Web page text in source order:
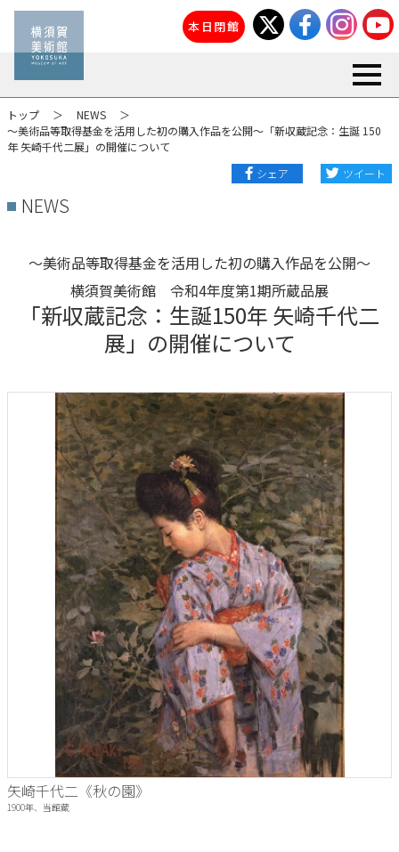
本日閉館
トップ
NEWS
～美術品等取得基金を活用した初の購入作品を公開～「新収蔵記念：生誕 150
年 矢崎千代二展」の開催について
シェア
ツイート
NEWS
～美術品等取得基金を活用した初の購入作品を公開～
横須賀美術館 令和4年度第1期所蔵品展
「新収蔵記念：生誕150年 矢崎千代二
展」の開催について
矢崎千代二《秋の園》
1900年、当館蔵